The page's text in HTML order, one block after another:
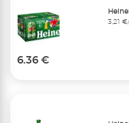
3,21
6.36 €